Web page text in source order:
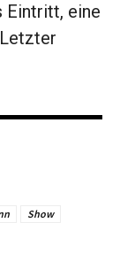
Eintritt, eine
Show